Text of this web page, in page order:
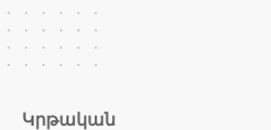
Կրթական